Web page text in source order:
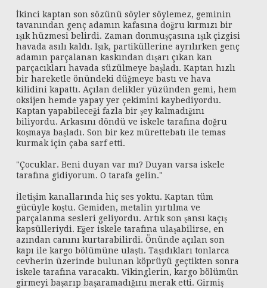
İkinci kaptan son sözünü söyler söylemez, geminin
tavanından genç adamın kafasına doğru kırmızı bir
ışık hüzmesi belirdi. Zaman donmuşçasına ışık çizgisi
havada asılı kaldı. Işık, partiküllerine ayrılırken genç
adamın parçalanan kaskından dışarı çıkan kan
parçacıkları havada süzülmeye başladı. Kaptan hızlı
bir hareketle önündeki düğmeye bastı ve hava
kilidini kapattı. Açılan delikler yüzünden gemi, hem
oksijen hemde yapay yer çekimini kaybediyordu.
Kaptan yapabileceği fazla bir şey kalmadığını
biliyordu. Arkasını döndü ve iskele tarafına doğru
koşmaya başladı. Son bir kez mürettebatı ile temas
kurmak için çaba sarf etti.
"Çocuklar. Beni duyan var mı? Duyan varsa iskele
tarafına gidiyorum. O tarafa gelin."
İletişim kanallarında hiç ses yoktu. Kaptan tüm
gücüyle koştu. Gemiden, metalin yırtılma ve
parçalanma sesleri geliyordu. Artık son şansı kaçış
kapsülleriydi. Eğer iskele tarafına ulaşabilirse, en
azından canını kurtarabilirdi. Önünde açılan son
kapı ile kargo bölümüne ulaştı. Taşıdıkları tonlarca
cevherin üzerinde bulunan köprüyü geçtikten sonra
iskele tarafına varacaktı. Vikinglerin, kargo bölümün
girmeyi başarıp başaramadığını merak etti. Girmiş